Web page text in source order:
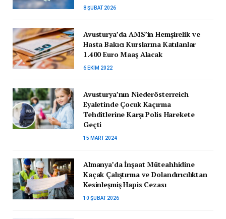
8 ŞUBAT 2026
Avusturya’da AMS’in Hemşirelik ve
Hasta Bakıcı Kurslarına Katılanlar
1.400 Euro Maaş Alacak
6 EKIM 2022
Avusturya’nın Niederösterreich
Eyaletinde Çocuk Kaçırma
Tehditlerine Karşı Polis Harekete
Geçti
15 MART 2024
Almanya’da İnşaat Müteahhidine
Kaçak Çalıştırma ve Dolandırıcılıktan
Kesinleşmiş Hapis Cezası
10 ŞUBAT 2026